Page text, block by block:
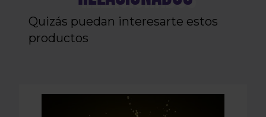
Quizás puedan interesarte estos
productos